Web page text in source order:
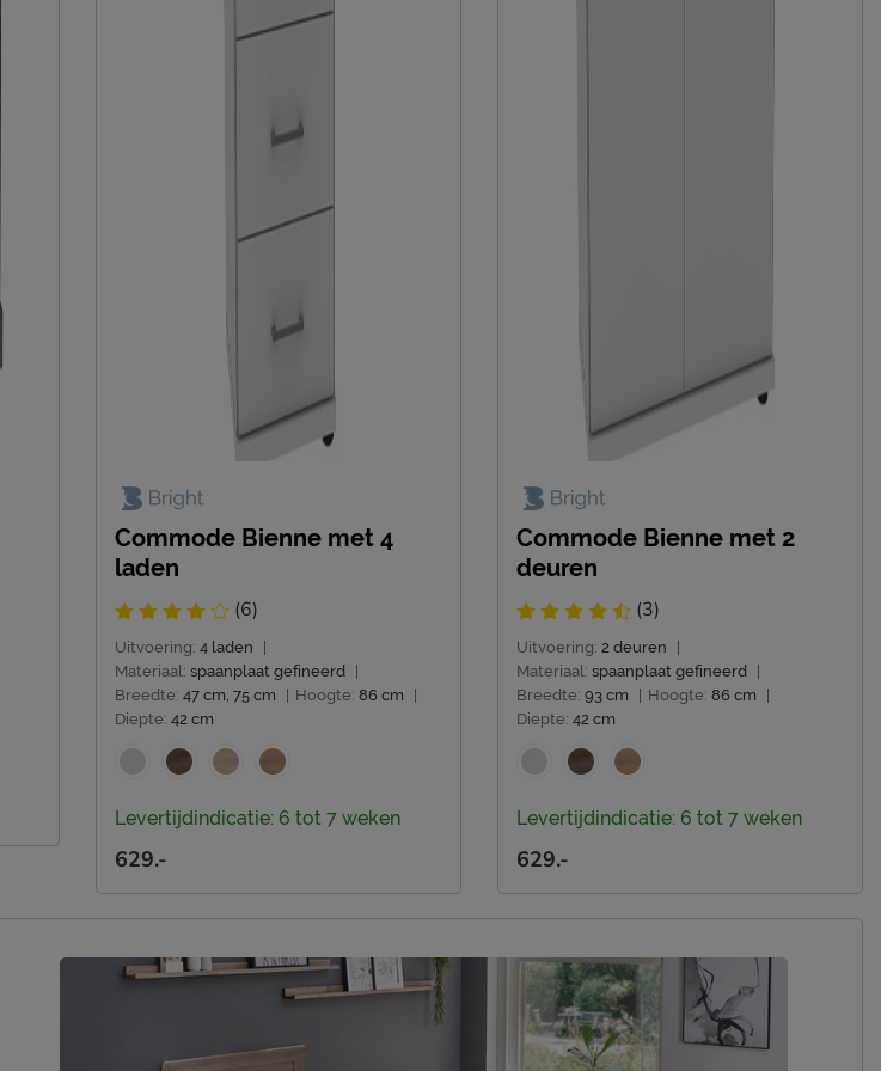
Commode Bienne met 4
laden
(6)
Uitvoering: 4 laden
Materiaal: spaanplaat gefineerd
Breedte: 47 cm, 75 cm Hoogte: 86 cm
Diepte: 42 cm
Levertijdindicatie: 6 tot 7 weken
629.-
Commode Bienne met 2
deuren
(3)
Uitvoering: 2 deuren
Materiaal: spaanplaat gefineerd
Breedte: 93 cm Hoogte: 86 cm
Diepte: 42 cm
Levertijdindicatie: 6 tot 7 weken
629.-